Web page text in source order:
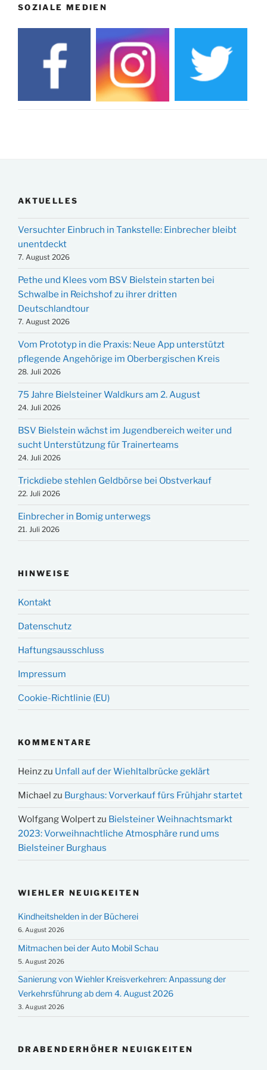
SOZIALE MEDIEN
AKTUELLES
Versuchter Einbruch in Tankstelle: Einbrecher bleibt
unentdeckt
7. August 2026
Pethe und Klees vom BSV Bielstein starten bei
Schwalbe in Reichshof zu ihrer dritten
Deutschlandtour
7. August 2026
Vom Prototyp in die Praxis: Neue App unterstützt
pflegende Angehörige im Oberbergischen Kreis
28. Juli 2026
75 Jahre Bielsteiner Waldkurs am 2. August
24. Juli 2026
BSV Bielstein wächst im Jugendbereich weiter und
sucht Unterstützung für Trainerteams
24. Juli 2026
Trickdiebe stehlen Geldbörse bei Obstverkauf
22. Juli 2026
Einbrecher in Bomig unterwegs
21. Juli 2026
HINWEISE
Kontakt
Datenschutz
Haftungsausschluss
Impressum
Cookie-Richtlinie (EU)
KOMMENTARE
Heinzzu Unfall auf der Wiehltalbrücke geklärt
Michael zu Burghaus: Vorverkauf fürs Frühjahr startet
Wolfgang Wolpertzu Bielsteiner Weihnachtsmarkt
2023: Vorweihnachtliche Atmosphäre rund ums
Bielsteiner Burghaus
WIEHLER NEUIGKEITEN
Kindheitshelden in der Bücherei
6. August 2026
Mitmachen bei der Auto Mobil Schau
5. August 2026
Sanierung von Wiehler Kreisverkehren: Anpassung der
Verkehrsführung ab dem 4. August 2026
3. August 2026
DRABENDERHÖHER NEUIGKEITEN